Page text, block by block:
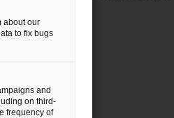
about our
to fix bugs
and
on third-
frequency of